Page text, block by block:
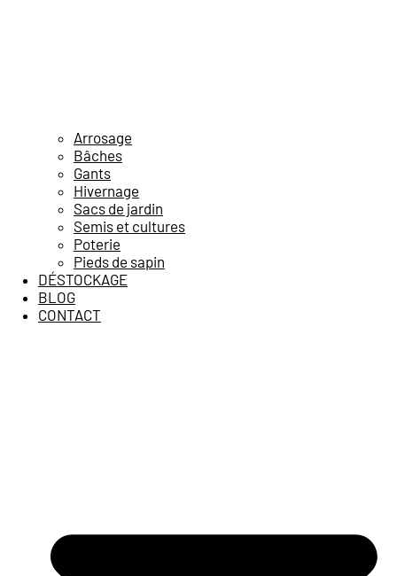
Arrosage
Bâches
Gants
Hivernage
Sacs de jardin
Semis et cultures
Poterie
Pieds de sapin
DÉSTOCKAGE
BLOG
CONTACT